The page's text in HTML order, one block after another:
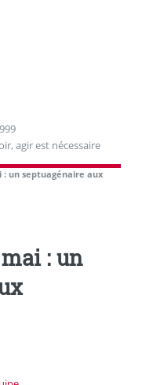
agir est nécessaire
: un septuagénaire aux
: un